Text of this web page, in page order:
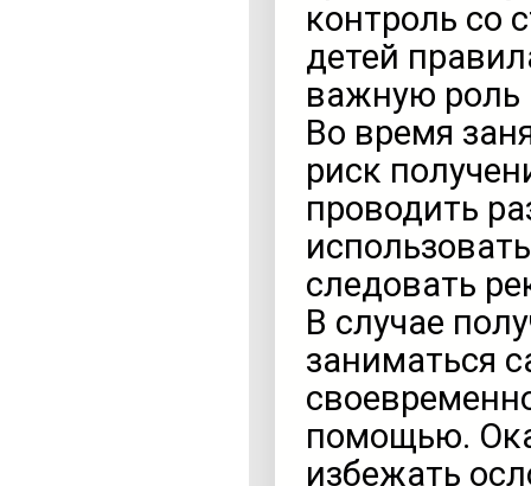
контроль со
детей
важную роль
Во время
риск
проводить
следовать
В случае
заниматься
помощью.
избежать